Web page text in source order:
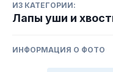
ИЗ КАТЕГОРИИ:
Лапы уши и
ИНФОРМАЦИЯ О ФОТО